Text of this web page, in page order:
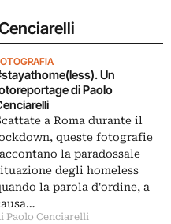
Un
di Paolo
a Roma durante il
queste fotografie
la paradossale
degli homeless
la parola d'ordine, a
Paolo Cenciarelli